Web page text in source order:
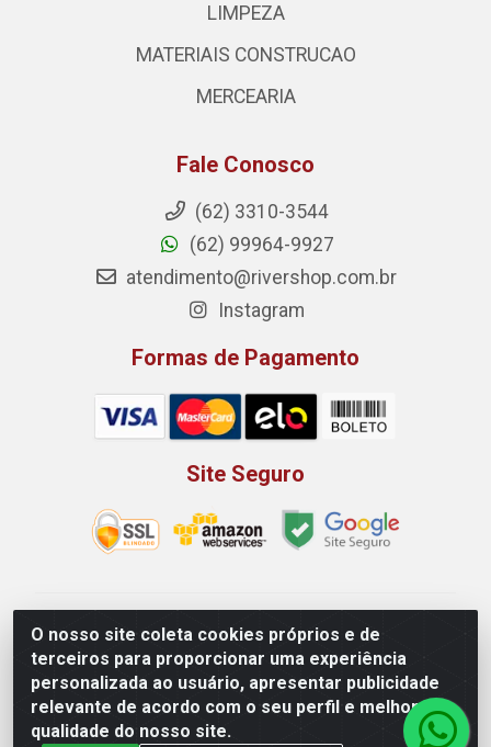
O nosso site coleta cookies próprios e de
terceiros para proporcionar uma experiência
personalizada ao usuário, apresentar publicidade
relevante de acordo com o seu perfil e melhorar a
qualidade do nosso site.
LIMPEZA
MATERIAIS CONSTRUCAO
MERCEARIA
Fale Conosco
(62) 3310-3544
(62) 99964-9927
atendimento@rivershop.com.br
Instagram
Formas de Pagamento
Site Seguro
Rio Vermelho Distribuição de Alimentos LTDA - Rodovia
BR, 153, KM 52 N 00 QD 00 LT 16 - Bairro Jardim
Eldorado, Anápolis/GO - CEP 75.045-190 - CNPJ
10.912.900/0002-40